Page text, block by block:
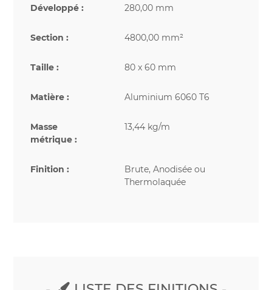
Développé : 280,00 mm
Section : 4800,00 mm²
Taille : 80 x 60 mm
Matière : Aluminium 6060 T6
Masse
métrique :
13,44 kg/m
Finition :
Brute, Anodisée ou
Thermolaquée